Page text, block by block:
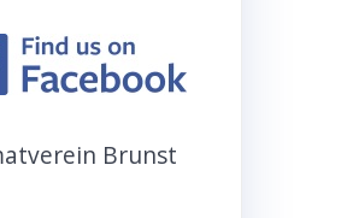
Brunst